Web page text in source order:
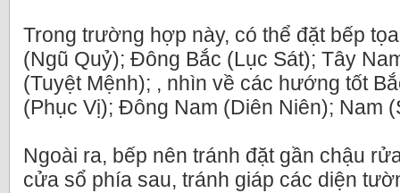
Trong trường hợp này, có thể đặt bếp
(Ngũ Quỷ); Đông Bắc (Lục Sát); Tây
(Tuyệt Mệnh); , nhìn về các hướng tốt
(Phục Vị); Đông Nam (Diên Niên); Nam
Ngoài ra, bếp nên tránh đặt gần chậu
cửa sổ phía sau, tránh giáp các diện